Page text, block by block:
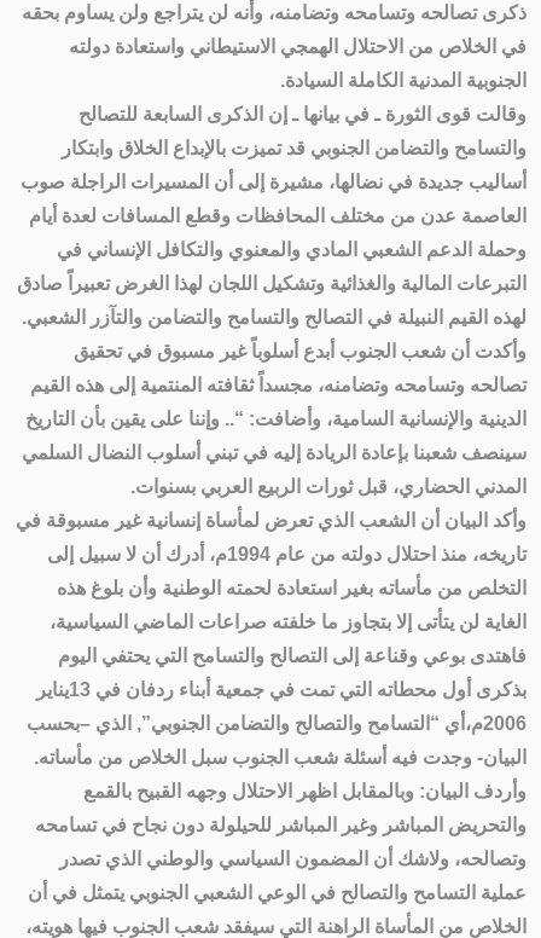
ذكرى تصالحه وتسامحه وتضامنه، وأنه لن يتراجع ولن يساوم بحقه
في الخلاص من الاحتلال الهمجي الاستيطاني واستعادة دولته
الجنوبية المدنية الكاملة السيادة.
وقالت قوى الثورة ـ في بيانها ـ إن الذكرى السابعة للتصالح
والتسامح والتضامن الجنوبي قد تميزت بالإبداع الخلاق وابتكار
أساليب جديدة في نضالها، مشيرة إلى أن المسيرات الراجلة صوب
العاصمة عدن من مختلف المحافظات وقطع المسافات لعدة أيام
وحملة الدعم الشعبي المادي والمعنوي والتكافل الإنساني في
التبرعات المالية والغذائية وتشكيل اللجان لهذا الغرض تعبيراً صادق
لهذه القيم النبيلة في التصالح والتسامح والتضامن والتآزر الشعبي.
وأكدت أن شعب الجنوب أبدع أسلوباً غير مسبوق في تحقيق
تصالحه وتسامحه وتضامنه، مجسداً ثقافته المنتمية إلى هذه القيم
الدينية والإنسانية السامية، وأضافت: “.. وإننا على يقين بأن التاريخ
سينصف شعبنا بإعادة الريادة إليه في تبني أسلوب النضال السلمي
المدني الحضاري، قبل ثورات الربيع العربي بسنوات.
وأكد البيان أن الشعب الذي تعرض لمأساة إنسانية غير مسبوقة في
تاريخه، منذ احتلال دولته من عام 1994م، أدرك أن لا سبيل إلى
التخلص من مأساته بغير استعادة لحمته الوطنية وأن بلوغ هذه
الغاية لن يتأتى إلا بتجاوز ما خلفته صراعات الماضي السياسية،
فاهتدى بوعي وقناعة إلى التصالح والتسامح التي يحتفي اليوم
بذكرى أول محطاته التي تمت في جمعية أبناء ردفان في 13يناير
2006م،أي “التسامح والتصالح والتضامن الجنوبي”, الذي –بحسب
البيان- وجدت فيه أسئلة شعب الجنوب سبل الخلاص من مأساته.
وأردف البيان: وبالمقابل اظهر الاحتلال وجهه القبيح بالقمع
والتحريض المباشر وغير المباشر للحيلولة دون نجاح في تسامحه
وتصالحه، ولاشك أن المضمون السياسي والوطني الذي تصدر
عملية التسامح والتصالح في الوعي الشعبي الجنوبي يتمثل في أن
الخلاص من المأساة الراهنة التي سيفقد شعب الجنوب فيها هويته،